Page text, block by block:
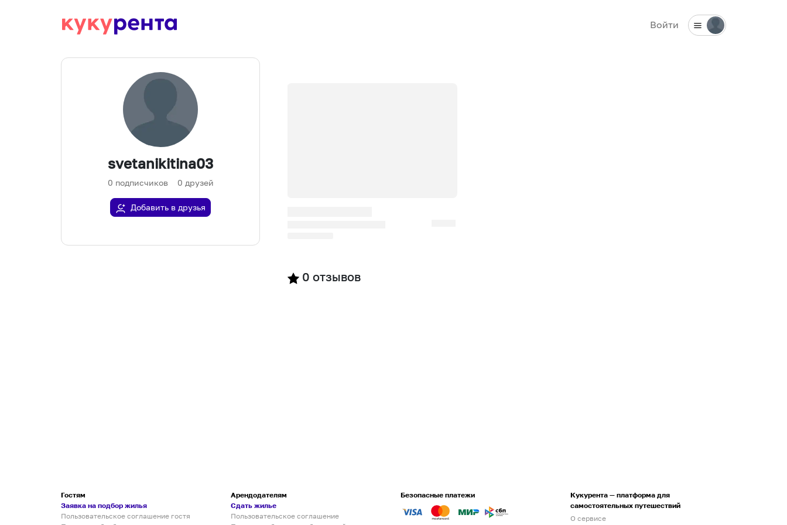
Войти
svetanikitina03
0 подписчиков 0 друзей
Добавить в друзья
0 отзывов
Гостям
Заявка на подбор жилья
Пользовательское соглашение гостя
Арендодателям
Сдать жилье
Пользовательское соглашение
Безопасные платежи
Кукурента — платформа для
самостоятельных путешествий
О сервисе